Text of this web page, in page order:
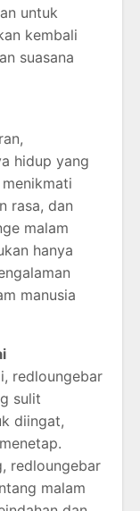
untuk
kembali
suasana
hidup yang
rasa, dan
malam
hanya
manusia
redloungebar
sulit
diingat,
redloungebar
malam